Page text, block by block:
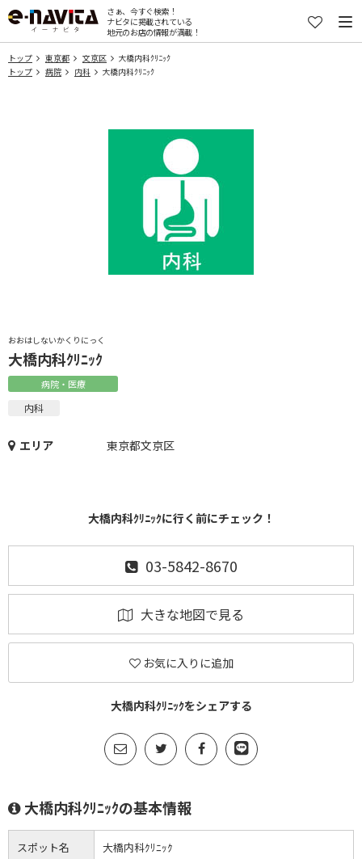
さぁ、今すぐ検索！
ナビタに掲載されている
地元のお店の情報が満載！
トップ 東京都 文京区
大橋内科ｸﾘﾆｯｸ
トップ
病院 内科 大橋内科ｸﾘﾆｯｸ
おおはしないかくりにっく
大橋内科ｸﾘﾆｯｸ
病院・医療
内科
エリア 東京都文京区
大橋内科ｸﾘﾆｯｸに行く前にチェック！
03-5842-8670
大きな地図で見る
お気に入りに追加
大橋内科ｸﾘﾆｯｸをシェアする
大橋内科ｸﾘﾆｯｸの基本情報
スポット名 大橋内科ｸﾘﾆｯｸ